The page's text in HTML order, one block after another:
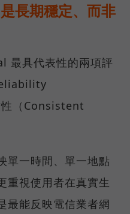
長期穩定、而非
最具代表性的兩項評
（Consistent
單一時間、單一地點
重視使用者在真實生
最能反映電信業者網